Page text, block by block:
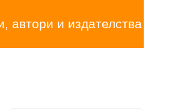
автори и издателства